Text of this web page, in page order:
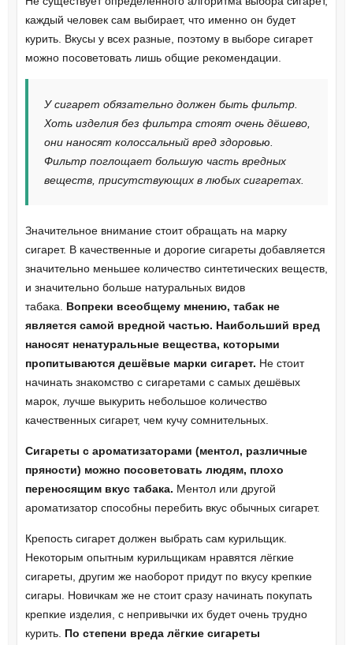
каждый человек сам выбирает, что именно он будет
курить. Вкусы у всех разные, поэтому в выборе сигарет
можно посоветовать лишь общие рекомендации.
У сигарет обязательно должен быть фильтр.
Хоть изделия без фильтра стоят очень дёшево,
они наносят колоссальный вред здоровью.
Фильтр поглощает большую часть вредных
веществ, присутствующих в любых сигаретах.
Значительное внимание стоит обращать на марку
сигарет. В качественные и дорогие сигареты добавляется
значительно меньшее количество синтетических веществ,
и значительно больше натуральных видов
табака. Вопреки всеобщему мнению, табак не
является самой вредной частью. Наибольший вред
наносят ненатуральные вещества, которыми
пропитываются дешёвые марки сигарет. Не стоит
начинать знакомство с сигаретами с самых дешёвых
марок, лучше выкурить небольшое количество
качественных сигарет, чем кучу сомнительных.
Сигареты с ароматизаторами (ментол, различные
пряности) можно посоветовать людям, плохо
переносящим вкус табака. Ментол или другой
ароматизатор способны перебить вкус обычных сигарет.
Крепость сигарет должен выбрать сам курильщик.
Некоторым опытным курильщикам нравятся лёгкие
сигареты, другим же наоборот придут по вкусу крепкие
сигары. Новичкам же не стоит сразу начинать покупать
крепкие изделия, с непривычки их будет очень трудно
курить. По степени вреда лёгкие сигареты